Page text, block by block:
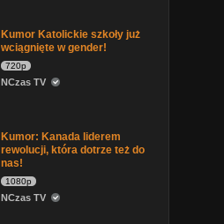
Kumor Katolickie szkoły już
wciągnięte w gender!
720p
NCzas TV
Kumor: Kanada liderem
rewolucji, która dotrze też do
nas!
1080p
NCzas TV